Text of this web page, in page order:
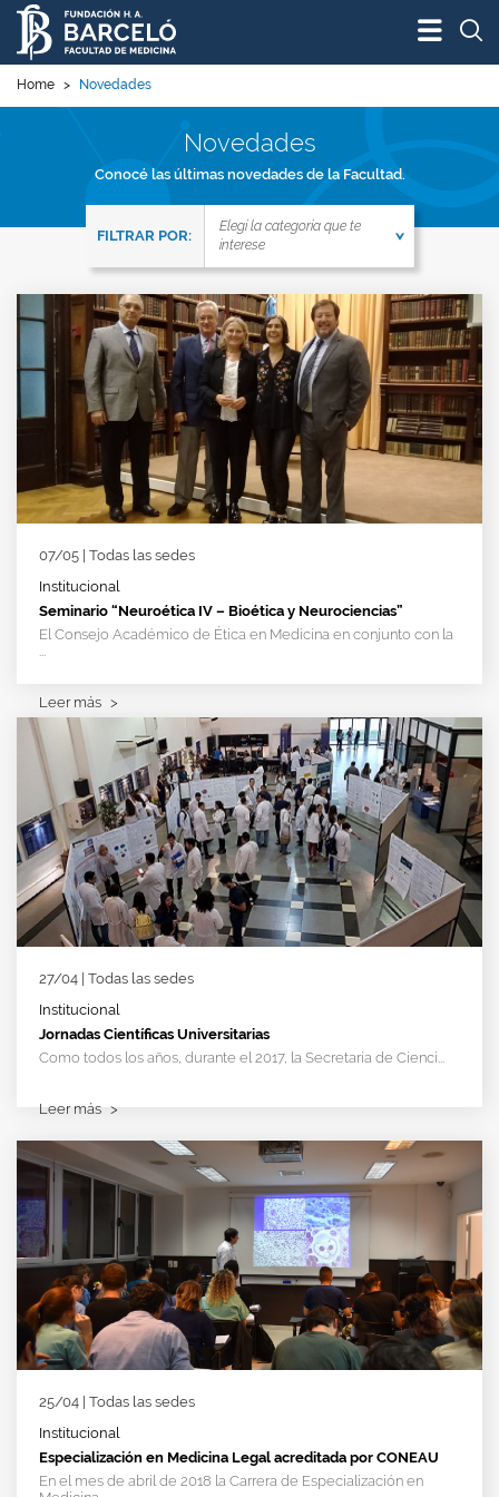
Home > Novedades
Novedades
Conocé las últimas novedades de la Facultad.
FILTRAR LAS NOVEDADES DE TU INTERÉS
FILTRAR POR:
Elegí la categoría que te
interese
07/05 | Todas las sedes
Institucional
Seminario “Neuroética IV – Bioética y Neurociencias”
El Consejo Académico de Ética en Medicina en conjunto con la
...
Leer más >
27/04 | Todas las sedes
Institucional
Jornadas Científicas Universitarias
Como todos los años, durante el 2017, la Secretaría de Cienci...
Leer más >
25/04 | Todas las sedes
Institucional
Especialización en Medicina Legal acreditada por CONEAU
En el mes de abril de 2018 la Carrera de Especialización en